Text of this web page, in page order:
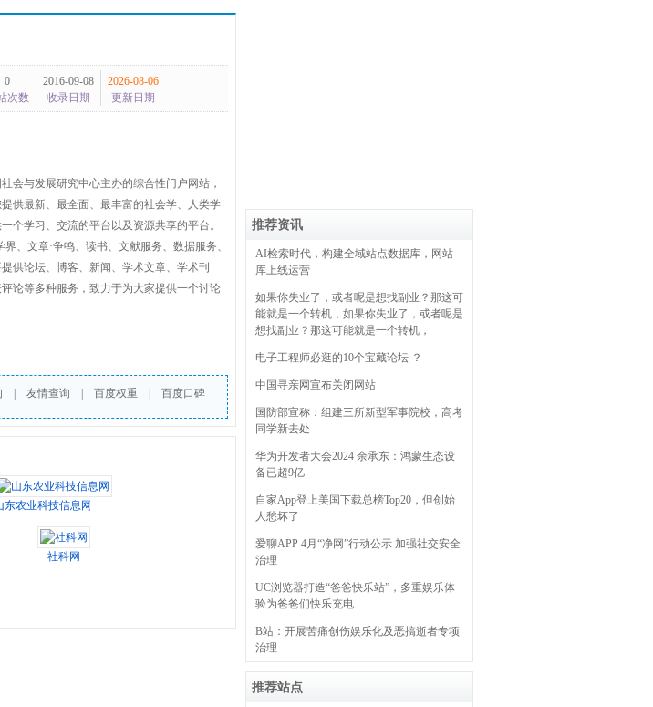
0
次数
2016-09-08
收录日期
2026-08-06
更新日期
会与发展研究中心主办的综合性门户网站，
供最新、最全面、最丰富的社会学、人类学
个学习、交流的平台以及资源共享的平台。
、文章·争鸣、读书、文献服务、数据服务、
供论坛、博客、新闻、学术文章、学术刊
论等多种服务，致力于为大家提供一个讨论
友情查询 百度权重 百度口碑
东农业科技信息网
社科网
推荐资讯
AI检索时代，构建全域站点数据库，网站
库上线运营
如果你失业了，或者呢是想找副业？那这可
能就是一个转机，如果你失业了，或者呢是
想找副业？那这可能就是一个转机，
电子工程师必逛的10个宝藏论坛 ？
中国寻亲网宣布关闭网站
国防部宣称：组建三所新型军事院校，高考
同学新去处
华为开发者大会2024 余承东：鸿蒙生态设
备已超9亿
自家App登上美国下载总榜Top20，但创始
人愁坏了
爱聊APP 4月“净网”行动公示 加强社交安全
治理
UC浏览器打造“爸爸快乐站”，多重娱乐体
验为爸爸们快乐充电
B站：开展苦痛创伤娱乐化及恶搞逝者专项
治理
推荐站点